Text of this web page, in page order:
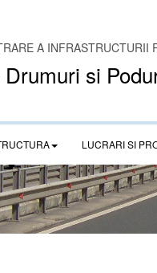
A INFRASTRUCTURII
si
LUCRARI SI